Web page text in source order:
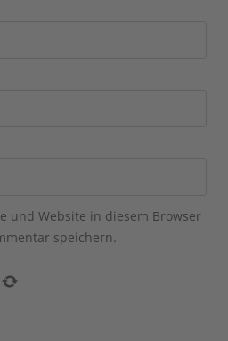
und Website in diesem Browser
speichern.